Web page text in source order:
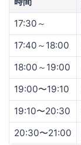
17:30～
17:40～18:00
18:00～19:00
19:00〜19:10
19:10〜20:30
20:30〜21:00